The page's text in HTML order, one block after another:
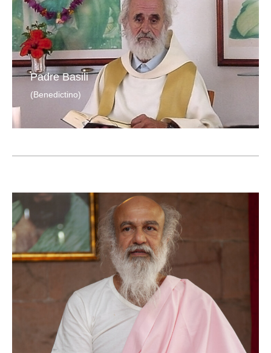
(Benedictino)
(Benedictino)
Padre Basili
(Benedictino)(Benedictino)